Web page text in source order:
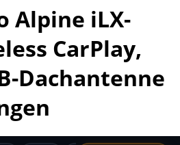
Alpine iLX-
CarPlay,
Dachantenne